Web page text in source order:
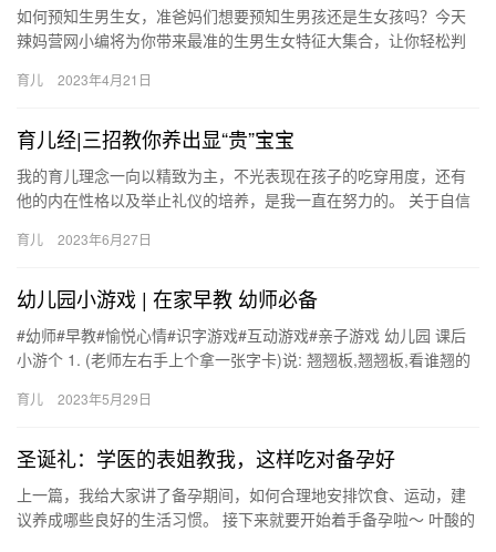
如何预知生男生女，准爸妈们想要预知生男孩还是生女孩吗？今天
辣妈营网小编将为你带来最准的生男生女特征大集合，让你轻松判
生…
育儿 2023年4月21日
育儿经|三招教你养出显“贵”宝宝
我的育儿理念一向以精致为主，不光表现在孩子的吃穿用度，还有
他的内在性格以及举止礼仪的培养，是我一直在努力的。 关于自信
主…
育儿 2023年6月27日
幼儿园小游戏 | 在家早教 幼师必备
#幼师#早教#愉悦心情#识字游戏#互动游戏#亲子游戏 幼儿园 课后
小游个 1. (老师左右手上个拿一张字卡)说: 翘翘板,翘翘板,看谁翘的
育儿 2023年5月29日
圣诞礼：学医的表姐教我，这样吃对备孕好
上一篇，我给大家讲了备孕期间，如何合理地安排饮食、运动，建
议养成哪些良好的生活习惯。 接下来就要开始着手备孕啦〜 叶酸的